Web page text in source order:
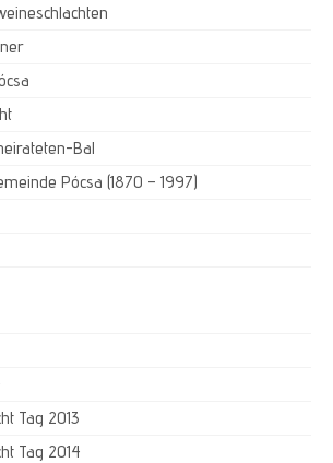
auf hohe Kontraste
Bal
Pócsa (1870 – 1997)
Tag 2013
Tag 2014